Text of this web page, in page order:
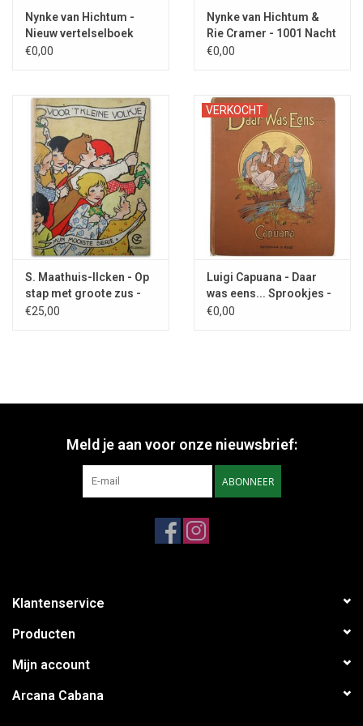
gelaten. De set is voorzien van uniforme rode linnen ruggen, en
is nu klaar voor de volgende eeuw.
Nynke van Hichtum -
Nieuw vertelselboek
1924
€0,00
Nynke van Hichtum &
Rie Cramer - 1001 Nacht
1921
€0,00
S. Maathuis-Ilcken - Op
stap met groote zus -
1930
€25,00
VERKOCHT
Luigi Capuana - Daar
was eens... Sprookjes -
1896
€0,00
Meld je aan voor onze nieuwsbrief:
ABONNEER
Klantenservice
Producten
Mijn account
Arcana Cabana